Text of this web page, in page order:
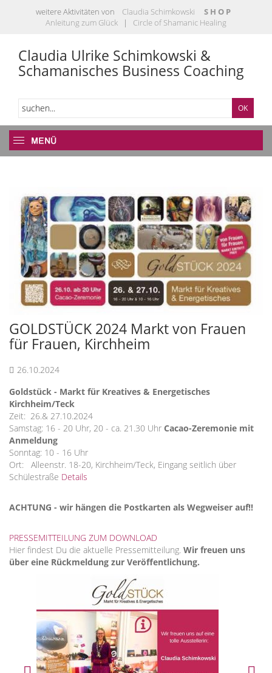
weitere Aktivitäten von Claudia Schimkowski
S H O P
Anleitung zum Glück | Circle of Shamanic Healing
Claudia Ulrike Schimkowski &
Schamanisches Business Coaching
GOLDSTÜCK 2024 Markt von Frauen
für Frauen, Kirchheim
26.10.2024
Goldstück - Markt für Kreatives & Energetisches
Kirchheim/Teck
Zeit: 26.& 27.10.2024
Samstag: 16 - 20 Uhr, 20 - ca. 21.30 Uhr Cacao-Zeremonie mit
Anmeldung
Sonntag: 10 - 16 Uhr
Ort: Alleenstr. 18-20, Kirchheim/Teck, Eingang seitlich über
Schülestraße Details
ACHTUNG - wir hängen die Postkarten als Wegweiser auf!!
PRESSEMITTEILUNG ZUM DOWNLOAD
Hier findest Du die aktuelle Pressemitteilung. Wir freuen uns
über eine Rückmeldung zur Veröffentlichung.